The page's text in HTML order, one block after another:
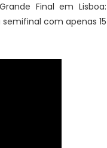
Final em Lisboa:
com apenas 15